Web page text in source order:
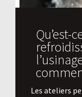
Qu’est-
Les ateliers